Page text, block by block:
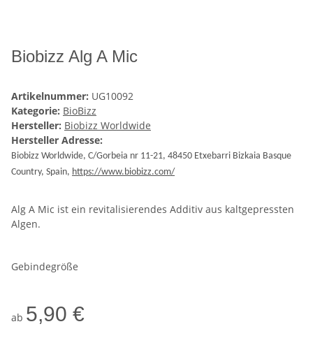
Biobizz Alg A Mic
Artikelnummer: UG10092
Kategorie: BioBizz
Hersteller: Biobizz Worldwide
Hersteller Adresse:
Biobizz Worldwide, C/Gorbeia nr 11-21, 48450 Etxebarri Bizkaia Basque
Country, Spain, https://www.biobizz.com/
Alg A Mic ist ein revitalisierendes Additiv aus kaltgepressten
Algen.
Gebindegröße
ab 5,90 €